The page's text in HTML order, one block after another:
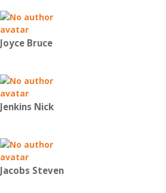
Joyce Bruce
Jenkins Nick
Jacobs Steven